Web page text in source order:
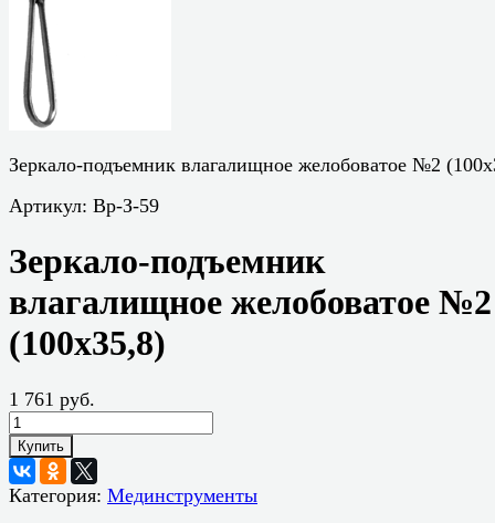
Зеркало-подъемник влагалищное желобоватое №2
Артикул: Вр-З-59
Зеркало-подъемник
влагалищное желобоватое №2
(100x35,8)
1 761 руб.
Купить
Категория: Мединструменты